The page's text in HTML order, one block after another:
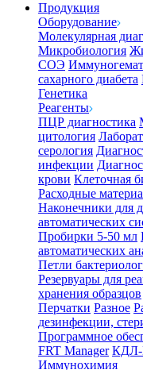
Продукция
Оборудование
Молекулярная
Микробиология
СОЭ
сахарного диабета
Генетика
Реагенты
ПЦР диагностика
цитология
серология
инфекции
крови Клеточная
Расходные
Наконечники для
автоматических
Пробирки 5-50 мл
автоматических
Петли
Резервуары для
хранения образцов
Перчатки Разное
дезинфекции,
Программное
FRT Manager
Иммунохимия